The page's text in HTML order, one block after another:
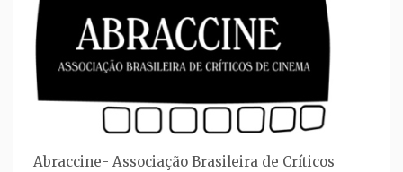
Abraccine- Associação Brasileira de Críticos